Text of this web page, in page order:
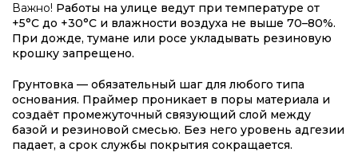
Важно! Работы на улице ведут при температуре от
+5°C до +30°C и влажности воздуха не выше 70–80%.
При дожде, тумане или росе укладывать резиновую
крошку запрещено.
Грунтовка — обязательный шаг для любого типа
основания. Праймер проникает в поры материала и
создаёт промежуточный связующий слой между
базой и резиновой смесью. Без него уровень адгезии
падает, а срок службы покрытия сокращается.